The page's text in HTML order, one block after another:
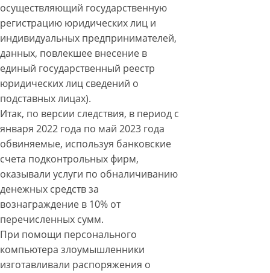
осуществляющий государственную
регистрацию юридических лиц и
индивидуальных предпринимателей,
данных, повлекшее внесение в
единый государственный реестр
юридических лиц сведений о
подставных лицах).
Итак, по версии следствия, в период с
января 2022 года по май 2023 года
обвиняемые, используя банковские
счета подконтрольных фирм,
оказывали услуги по обналичиванию
денежных средств за
вознаграждение в 10% от
перечисленных сумм.
При помощи персонального
компьютера злоумышленники
изготавливали распоряжения о